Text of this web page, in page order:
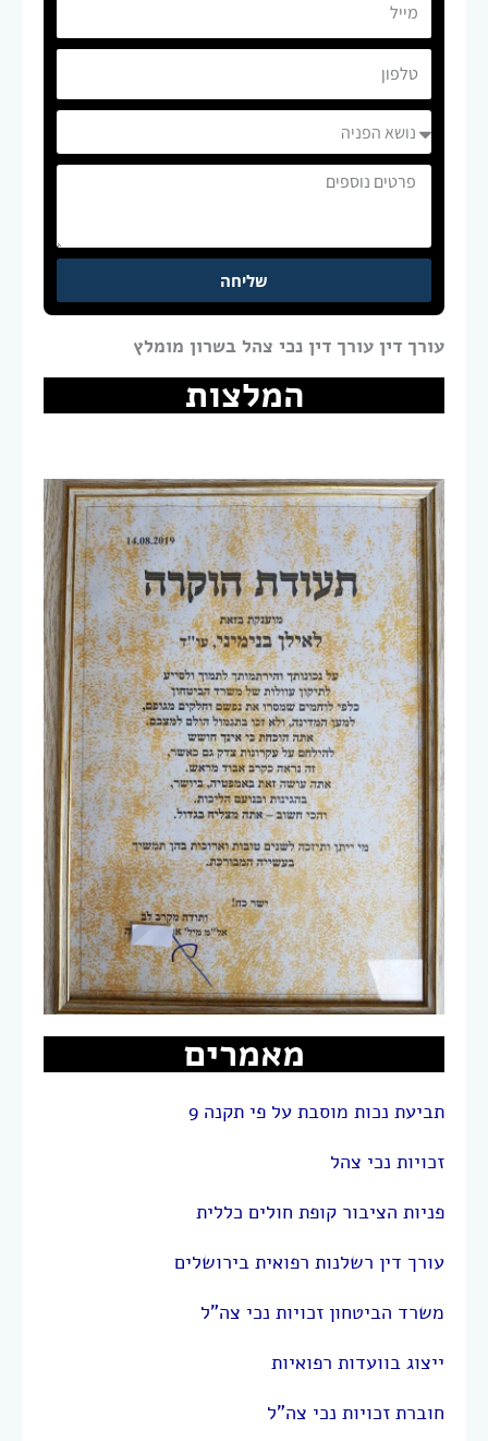
טלפון
נושא
הפניה
פרטים
שליחה
עורך דין עורך דין נכי צהל בשרון מומלץ
המלצות
מאמרים
תביעת נכות מוסבת על פי תקנה 9
זכויות נכי צהל
פניות הציבור קופת חולים כללית
עורך דין רשלנות רפואית בירושלים
משרד הביטחון זכויות נכי צה”ל
ייצוג בוועדות רפואיות
חוברת זכויות נכי צה”ל